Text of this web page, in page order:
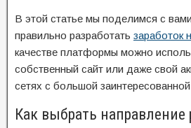
В этой статье мы поделимся с
правильно разработать заработок
качестве платформы можно
собственный сайт или даже свой
сетях с большой
Как выбрать направление